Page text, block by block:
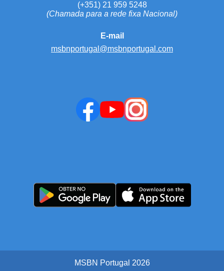
(+351) 21 959 5248
(Chamada para a rede fixa Nacional)
E-mail
msbnportugal@msbnportugal.com
MSBN Portugal 2026